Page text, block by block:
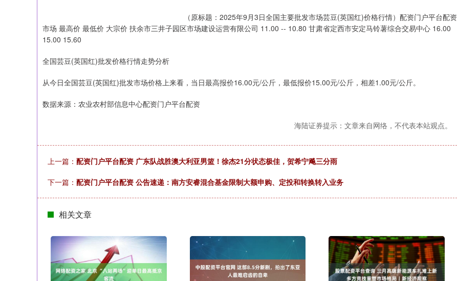
（原标题：2025年9月3日全国主要批发市场芸豆(英国红)价格行情）配资门户平台配资
市场 最高价 最低价 大宗价 扶余市三井子园区市场建设运营有限公司 11.00 -- 10.80 甘肃省定西市安定马铃薯综合交易中心 16.00
15.00 15.60
全国芸豆(英国红)批发价格行情走势分析
从今日全国芸豆(英国红)批发市场价格上来看，当日最高报价16.00元/公斤，最低报价15.00元/公斤，相差1.00元/公斤。
数据来源：农业农村部信息中心配资门户平台配资
海陆证券提示：文章来自网络，不代表本站观点。
上一篇： 配资门户平台配资 广东队战胜澳大利亚男篮！徐杰21分状态极佳，贺希宁飚三分雨
下一篇： 配资门户平台配资 公告速递：南方安睿混合基金限制大额申购、定投和转换转入业务
相关文章